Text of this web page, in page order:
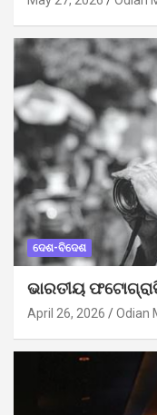
ଦେଶ-ବିଦେଶ
ଭାରତୀୟ
April 26, 2026 Odian